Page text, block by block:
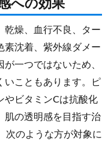
への効果
乾燥、血行不良、ター
素沈着、紫外線ダメー
一つではないため、
いこともあります。ピ
やビタミンCは抗酸化
肌の透明感を目指す治
次のような方が対象に